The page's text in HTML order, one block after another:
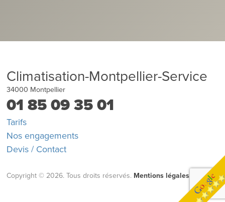
Climatisation-Montpellier-Service
34000 Montpellier
01 85 09 35 01
Tarifs
Nos engagements
Devis / Contact
Copyright © 2026. Tous droits réservés. Mentions légales